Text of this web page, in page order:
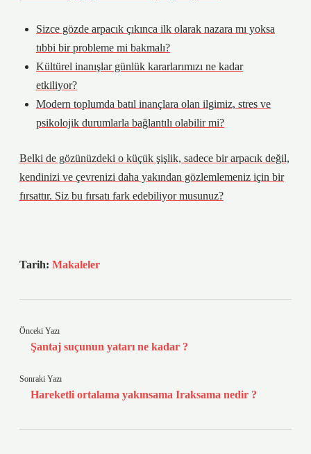
Sizce gözde arpacık çıkınca ilk olarak nazara mı yoksa
tıbbi bir probleme mi bakmalı?
Kültürel inanışlar günlük kararlarımızı ne kadar
etkiliyor?
Modern toplumda batıl inançlara olan ilgimiz, stres ve
psikolojik durumlarla bağlantılı olabilir mi?
Belki de gözünüzdeki o küçük şişlik, sadece bir arpacık değil,
kendinizi ve çevrenizi daha yakından gözlemlemeniz için bir
fırsattır. Siz bu fırsatı fark edebiliyor musunuz?
Tarih: Makaleler
Önceki Yazı
Şantaj suçunun yatarı ne kadar ?
Sonraki Yazı
Hareketli ortalama yakınsama Iraksama nedir ?